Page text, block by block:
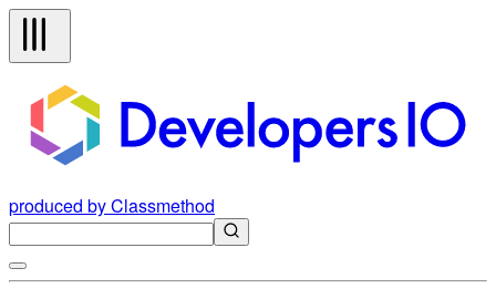
produced by Classmethod